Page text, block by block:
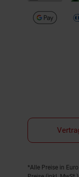
Fußnoten
*Alle Preise in